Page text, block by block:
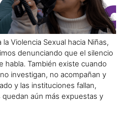
Violencia Sexual hacia Niñas,
denunciando que el silencio
habla. También existe cuando
investigan, no acompañan y
y las instituciones fallan,
aún más expuestas y